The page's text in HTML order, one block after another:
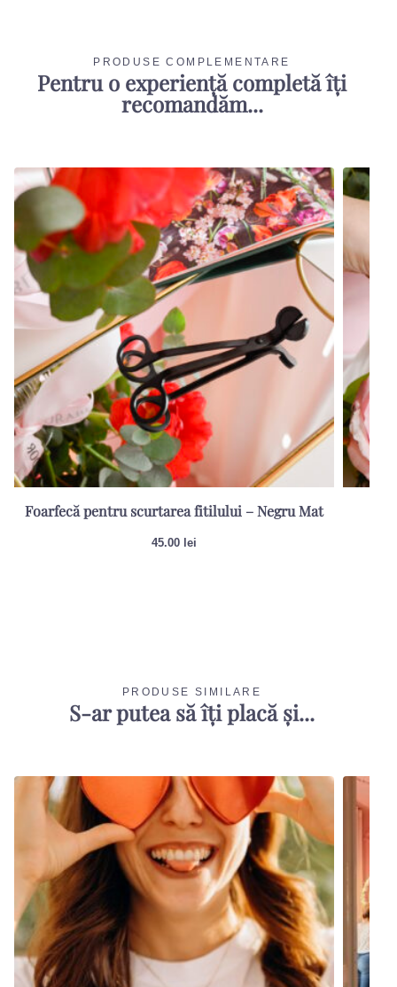
PRODUSE COMPLEMENTARE
Pentru o experiență completă îți
recomandăm...
Foarfecă pentru scurtarea fitilului – Negru Mat
45.00 lei
PRODUSE SIMILARE
S-ar putea să îți placă și...